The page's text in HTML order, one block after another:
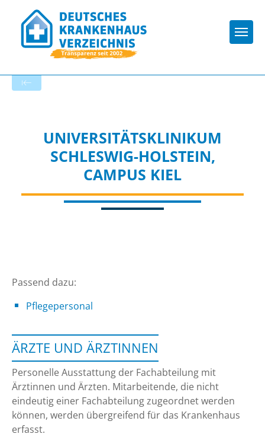
UNIVERSITÄTSKLINIKUM
SCHLESWIG-HOLSTEIN,
CAMPUS KIEL
Passend dazu:
Pflegepersonal
ÄRZTE UND ÄRZTINNEN
Personelle Ausstattung der Fachabteilung mit
Ärztinnen und Ärzten. Mitarbeitende, die nicht
eindeutig einer Fachabteilung zugeordnet werden
können, werden übergreifend für das Krankenhaus
erfasst.